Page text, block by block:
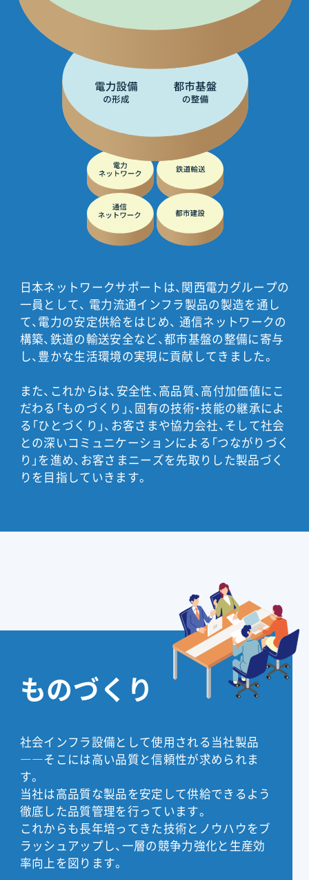
日本ネットワークサポートは、関西電力グループの
一員として、 電力流通インフラ製品の製造を通し
て、電力の安定供給をはじめ、 通信ネットワークの
構築、鉄道の輸送安全など、都市基盤の整備に寄与
し、豊かな生活環境の実現に貢献してきました。
また、これからは、安全性、高品質、高付加価値にこ
だわる「ものづくり」、固有の技術・技能の継承によ
る「ひとづくり」、お客さまや協力会社、そして社会
との深いコミュニケーションによる「つながりづく
り」を進め、お客さまニーズを先取りした製品づく
りを目指していきます。
ものづくり
社会インフラ設備として使用される当社製品
――そこには高い品質と信頼性が求められま
す。
当社は高品質な製品を安定して供給できるよう
徹底した品質管理を行っています。
これからも長年培ってきた技術とノウハウをブ
ラッシュアップし、一層の競争力強化と生産効
率向上を図ります。